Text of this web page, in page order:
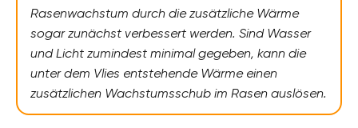
Rasenwachstum durch die zusätzliche Wärme
sogar zunächst verbessert werden. Sind Wasser
und Licht zumindest minimal gegeben, kann die
unter dem Vlies entstehende Wärme einen
zusätzlichen Wachstumsschub im Rasen auslösen.